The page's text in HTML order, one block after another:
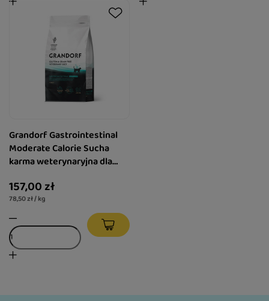
Grandorf Gastrointestinal
Moderate Calorie Sucha
karma weterynaryjna dla
157,00 zł
78,50 zł / kg